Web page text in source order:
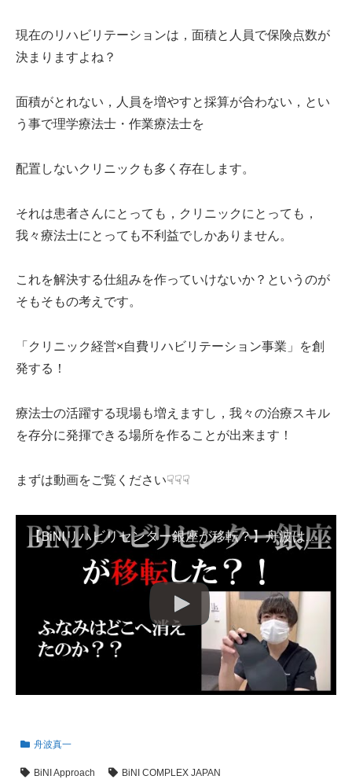
現在のリハビリテーションは，面積と人員で保険点数が
決まりますよね？
面積がとれない，人員を増やすと採算が合わない，とい
う事で理学療法士・作業療法士を
配置しないクリニックも多く存在します。
それは患者さんにとっても，クリニックにとっても，
我々療法士にとっても不利益でしかありません。
これを解決する仕組みを作っていけないか？というのが
そもそもの考えです。
「クリニック経営×自費リハビリテーション事業」を創
発する！
療法士の活躍する現場も増えますし，我々の治療スキル
を存分に発揮できる場所を作ることが出来ます！
まずは動画をご覧ください☟☟☟
【BiNIリハビリセンター銀座が移転？】舟波はどこへ行ったのか？－リスクなく自費リハビリ事業で独立するには？－患者目線のクリニック銀座新橋－脳梗塞/脳出血/歩行外来【舟波真一|バイニーアプローチ】
舟波真一
BiNI Approach
BiNI COMPLEX JAPAN